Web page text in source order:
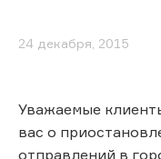
24 декабря, 2015
Уважаемые
вас о
отправлений в